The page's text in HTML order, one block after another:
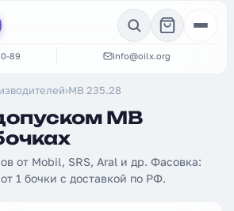
89 info@oilx.org
›MB 235.28
MB
от Mobil, SRS, Aral и др. Фасовка:
1 бочки с доставкой по РФ.